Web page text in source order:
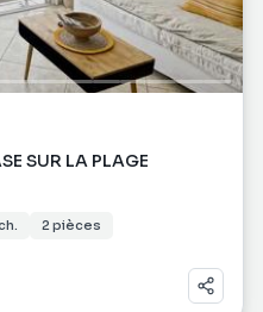
SUR LA PLAGE
2 pièces